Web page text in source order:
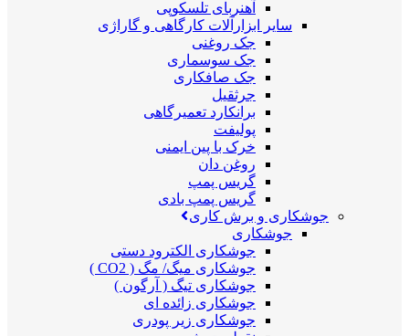
آهنربای تلسکوپی
سایر ابزارآلات کارگاهی و گاراژی
جک روغنی
جک سوسماری
جک صافکاری
جرثقیل
برانکارد تعمیرگاهی
پولیفت
خرک با پین ایمنی
روغن دان
گریس پمپ
گریس پمپ بادی
جوشکاری و برش کاری
جوشکاری
جوشکاری الکترود دستی
جوشکاری میگ/ مگ ( CO2 )
جوشکاری تیگ ( آرگون )
جوشکاری زائده ای
جوشکاری زیر پودری